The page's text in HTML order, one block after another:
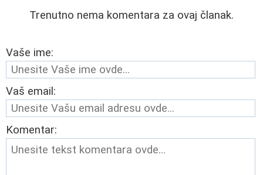
Trenutno nema komentara za ovaj članak.
Vaše ime:
Vaš email:
Komentar: